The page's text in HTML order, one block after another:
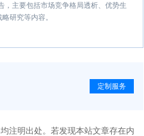
主要包括市场竞争格局透析、优势生
研究等内容。
定制服务
注明出处。若发现本站文章存在内